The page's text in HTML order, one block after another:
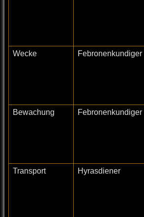
Wecke
Febronenkundiger
Bewachung
Febronenkundiger
Transport
Hyrasdiener